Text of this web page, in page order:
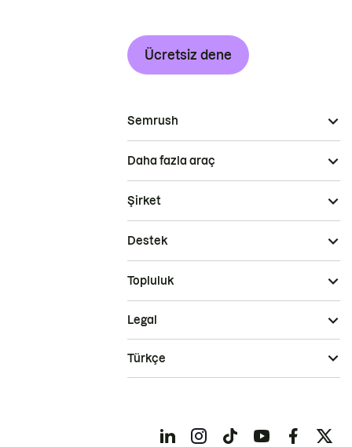
Ücretsiz dene
Semrush
Daha fazla araç
Şirket
Destek
Topluluk
Legal
Türkçe